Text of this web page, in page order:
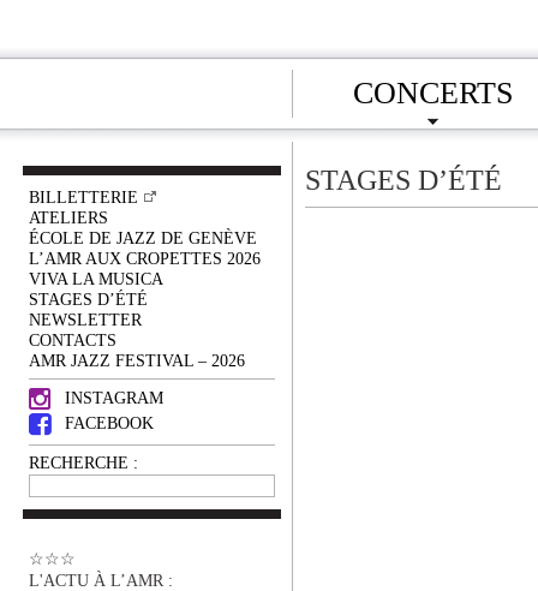
CONCERTS
BILLETTERIE
ATELIERS
ÉCOLE DE JAZZ DE GENÈVE
L’AMR AUX CROPETTES 2026
VIVA LA MUSICA
STAGES D’ÉTÉ
NEWSLETTER
CONTACTS
AMR JAZZ FESTIVAL – 2026
INSTAGRAM
FACEBOOK
RECHERCHE :
☆☆☆
L'ACTU À L’AMR :
STAGES D’ÉTÉ